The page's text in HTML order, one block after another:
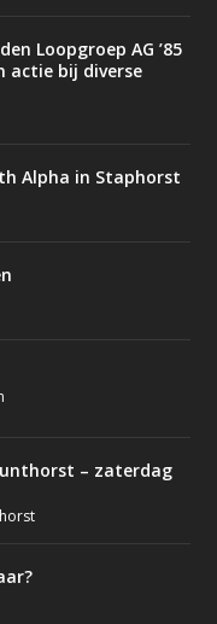
Loopgroep AG ’85
actie bij diverse
Alpha in Staphorst
– zaterdag